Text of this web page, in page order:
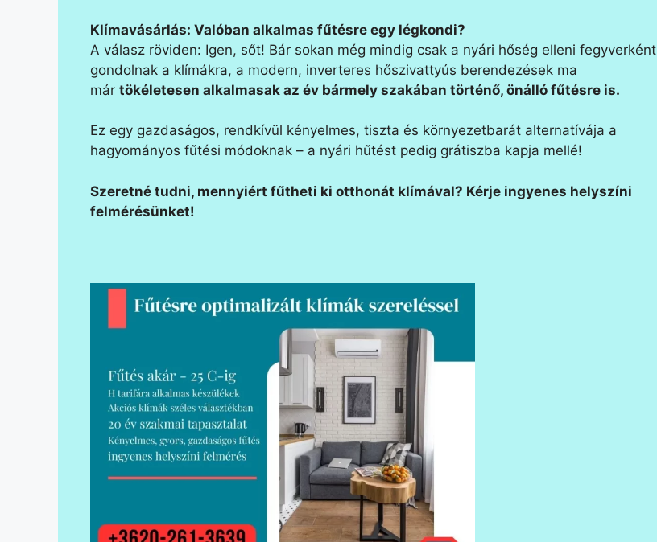
Klímavásárlás: Valóban alkalmas fűtésre egy légkondi?
A válasz röviden: Igen, sőt! Bár sokan még mindig csak a nyári hőség elleni fegyverként
gondolnak a klímákra, a modern, inverteres hőszivattyús berendezések ma
már tökéletesen alkalmasak az év bármely szakában történő, önálló fűtésre is.
Ez egy gazdaságos, rendkívül kényelmes, tiszta és környezetbarát alternatívája a
hagyományos fűtési módoknak – a nyári hűtést pedig grátiszba kapja mellé!
Szeretné tudni, mennyiért fűtheti ki otthonát klímával? Kérje ingyenes helyszíni
felmérésünket!